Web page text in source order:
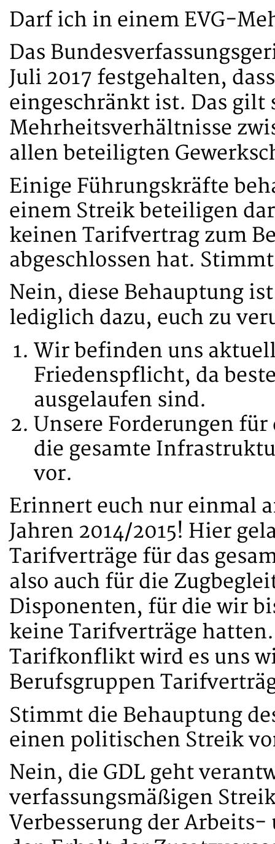
Darf ich in einem EVG-
Das
Juli 2017 festgehalten,
eingeschränkt ist. Das gilt
Mehrheitsverhältnisse
allen beteiligten
Einige Führungskräfte
einem Streik beteiligen
keinen Tarifvertrag zum
abgeschlossen hat. Stimmt
Nein, diese Behauptung
lediglich dazu, euch zu
Wir befinden uns
Friedenspflicht, da
ausgelaufen sind.
Unsere Forderungen
die gesamte
vor.
Erinnert euch nur einmal
Jahren 2014/2015! Hier
Tarifverträge für das
also auch für die
Disponenten, für die wir
keine Tarifverträge
Tarifkonflikt wird es uns
Berufsgruppen
Stimmt die Behauptung
einen politischen Streik
Nein, die GDL geht
verfassungsmäßigen
Verbesserung der